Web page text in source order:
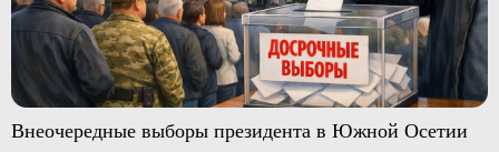
Внеочередные выборы президента в Южной Осетии